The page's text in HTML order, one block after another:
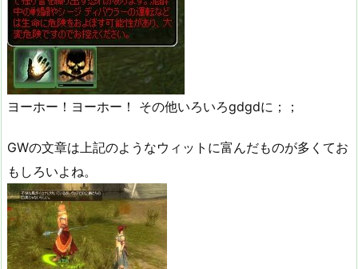
ヨーホー！ヨーホー！ その他いろいろgdgdに；；
GWの文章は上記のようなウィットに富んだものが多くてお
もしろいよね。